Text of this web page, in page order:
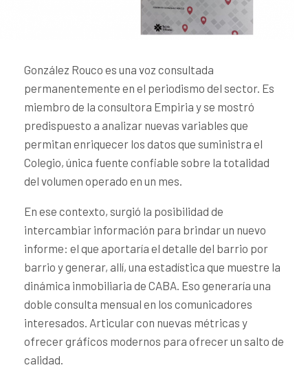
González Rouco es una voz consultada
permanentemente en el periodismo del sector. Es
miembro de la consultora Empiria y se mostró
predispuesto a analizar nuevas variables que
permitan enriquecer los datos que suministra el
Colegio, única fuente confiable sobre la totalidad
del volumen operado en un mes.
En ese contexto, surgió la posibilidad de
intercambiar información para brindar un nuevo
informe: el que aportaría el detalle del barrio por
barrio y generar, allí, una estadística que muestre la
dinámica inmobiliaria de CABA. Eso generaría una
doble consulta mensual en los comunicadores
interesados. Articular con nuevas métricas y
ofrecer gráficos modernos para ofrecer un salto de
calidad.